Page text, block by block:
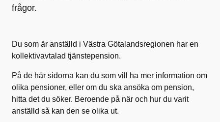
frågor.
Du som är anställd i Västra Götalandsregionen har en
kollektivavtalad tjänstepension.
På de här sidorna kan du som vill ha mer information om
olika pensioner, eller om du ska ansöka om pension,
hitta det du söker. Beroende på när och hur du varit
anställd så kan den se olika ut.